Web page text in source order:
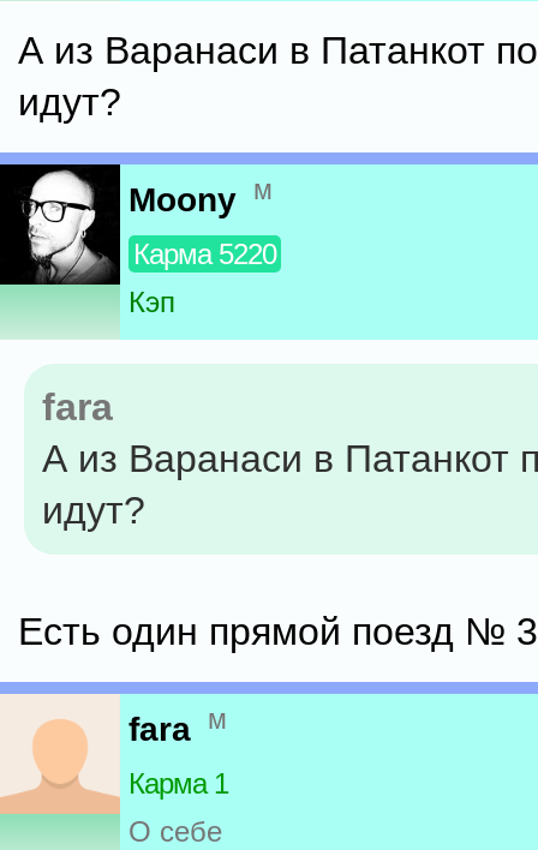
А из Варанаси в Патанкот
идут?
Moony м
Карма 5220
Кэп
fara
А из Варанаси в Патанкот
идут?
Есть один прямой поезд №
fara м
Карма 1
О себе